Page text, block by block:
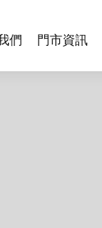
們 門市資訊